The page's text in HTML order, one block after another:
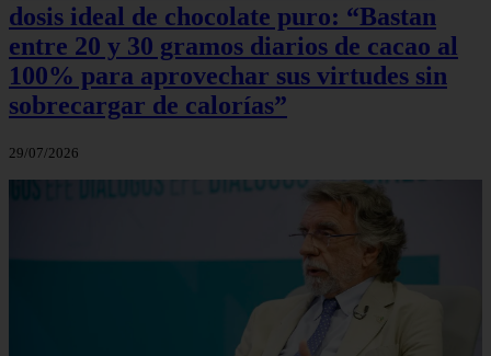
dosis ideal de chocolate puro: “Bastan
entre 20 y 30 gramos diarios de cacao al
100% para aprovechar sus virtudes sin
sobrecargar de calorías”
29/07/2026